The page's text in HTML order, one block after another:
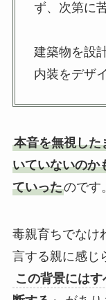
ず、次第に
建築物を設
内装をデザ
本音を無視した
いていないのか
ていったのです。
毒親育ちでなけ
言する親に感じ
この背景には